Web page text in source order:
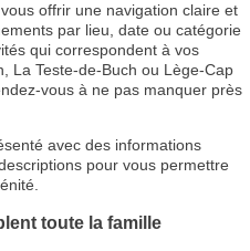
offrir une navigation claire et
par lieu, date ou catégorie
qui correspondent à vos
La Teste-de-Buch ou Lège-Cap
vous à ne pas manquer près
avec des informations
pour vous permettre
toute la famille